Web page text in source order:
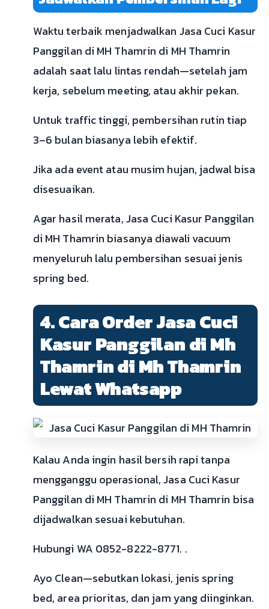
Waktu terbaik menjadwalkan Jasa Cuci Kasur
Panggilan di MH Thamrin di MH Thamrin
adalah saat lalu lintas rendah—setelah jam
kerja, sebelum meeting, atau akhir pekan.
Untuk traffic tinggi, pembersihan rutin tiap
3–6 bulan biasanya lebih efektif.
Jika ada event atau musim hujan, jadwal bisa
disesuaikan.
Agar hasil merata, Jasa Cuci Kasur Panggilan
di MH Thamrin biasanya diawali vacuum
menyeluruh lalu pembersihan sesuai jenis
spring bed.
4. Cara Order Jasa Cuci
Kasur Panggilan di Mh
Thamrin di Mh Thamrin
Lewat Whatsapp
Kalau Anda ingin hasil bersih rapi tanpa
mengganggu operasional, Jasa Cuci Kasur
Panggilan di MH Thamrin di MH Thamrin bisa
dijadwalkan sesuai kebutuhan.
Hubungi WA 0852-8222-8771. .
Ayo Clean—sebutkan lokasi, jenis spring
bed, area prioritas, dan jam yang diinginkan.